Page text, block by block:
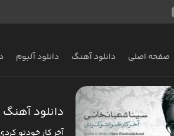
صفحه اصلی دانلود آهنگ دانلود آلبوم
دانلود
آخر کار خودتو